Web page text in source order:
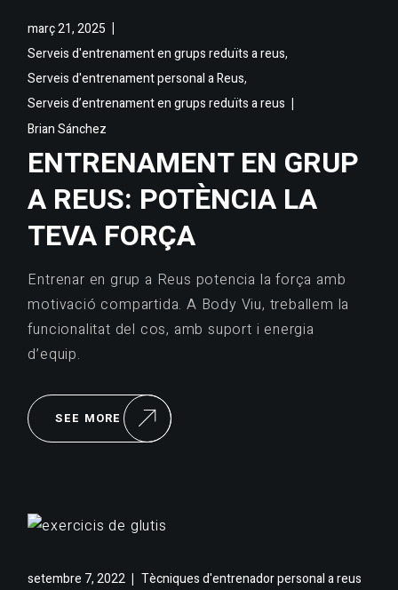
març 21, 2025
Serveis d'entrenament en grups reduïts a reus,
Serveis d'entrenament personal a Reus,
Serveis d’entrenament en grups reduïts a reus
Brian Sánchez
ENTRENAMENT EN GRUP
A REUS: POTÈNCIA LA
TEVA FORÇA
Entrenar en grup a Reus potencia la força amb
motivació compartida. A Body Viu, treballem la
funcionalitat del cos, amb suport i energia
d’equip.
SEE MORE
setembre 7, 2022
Tècniques d'entrenador personal a reus